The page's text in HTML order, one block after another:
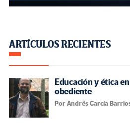
ARTÍCULOS RECIENTES
Educación y ética
obediente
Por Andrés García